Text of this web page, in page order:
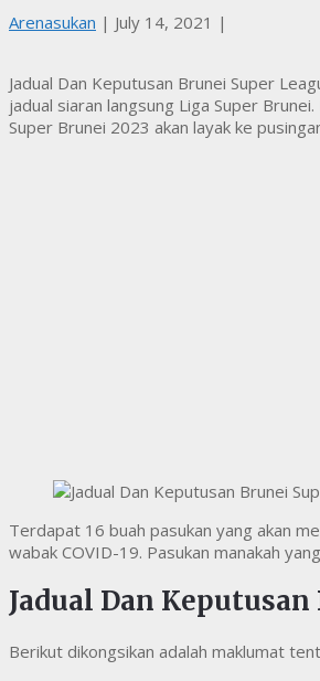
Arenasukan | July 14, 2021 |
Jadual Dan Keputusan Brunei Super
jadual siaran langsung Liga Super
Super Brunei 2023 akan layak ke
Terdapat 16 buah pasukan yang akan
wabak COVID-19. Pasukan manakah
Jadual Dan
Berikut dikongsikan adalah maklumat